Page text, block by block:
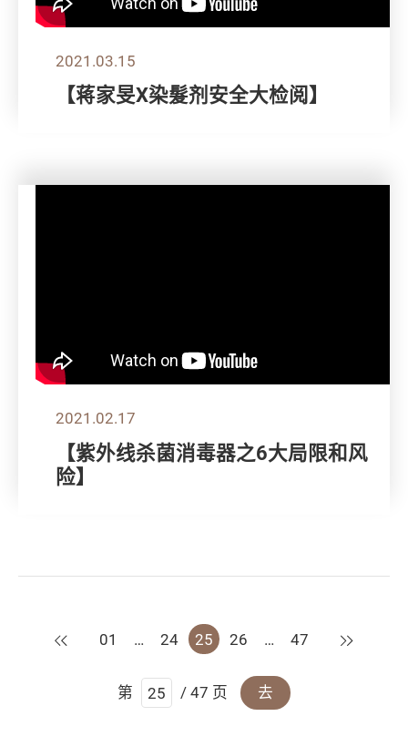
2021.03.15
【蒋家旻X染髮剂安全大检阅】
2021.02.17
【紫外线杀菌消毒器之6大局限和风
险】
上一页
01 … 24 25 26 … 47 下一页
第 / 47 页 去